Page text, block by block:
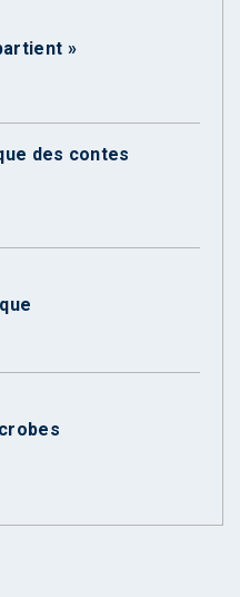
»
des contes